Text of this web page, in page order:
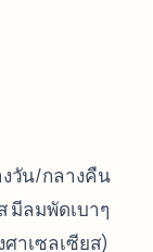
วัน/กลางคืน
มีลมพัดเบาๆ
ศาเซลเซียส)